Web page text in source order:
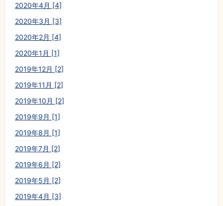
2020年4月 [4]
2020年3月 [3]
2020年2月 [4]
2020年1月 [1]
2019年12月 [2]
2019年11月 [2]
2019年10月 [2]
2019年9月 [1]
2019年8月 [1]
2019年7月 [2]
2019年6月 [2]
2019年5月 [2]
2019年4月 [3]